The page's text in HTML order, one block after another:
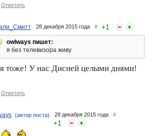
Ответить
28 декабря 2015 года # +1
owlways пишет:
я без телевизора живу
я тоже! У нас Дисней целыми днями!
Ответить
(автор поста) 28 декабря 2015 года #
+1